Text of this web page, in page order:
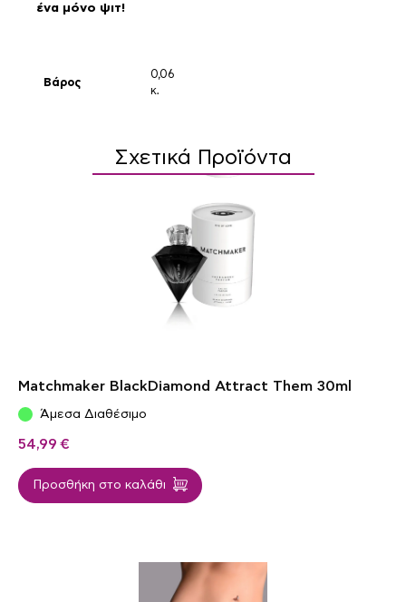
ένα μόνο ψιτ!
Βάρος
0,06
κ.
Σχετικά Προϊόντα
Matchmaker BlackDiamond Attract Them 30ml
Άμεσα Διαθέσιμο
54,99 €
Προσθήκη στο καλάθι